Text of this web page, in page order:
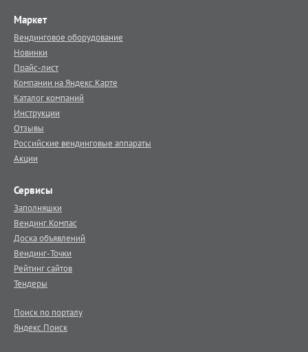
Маркет
Вендинговое оборудование
Новинки
Прайс-лист
Компании на Яндекс.Карте
Каталог компаний
Инструкции
Отзывы
Российские вендинговые аппараты
Акции
Сервисы
Заполняшки
Вендинг.Компас
Доска объявлений
Вендинг-Точки
Рейтинг сайтов
Тендеры
Поиск по порталу
Яндекс.Поиск